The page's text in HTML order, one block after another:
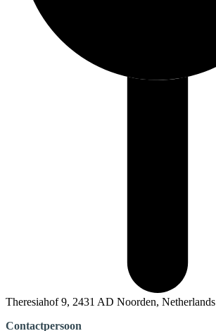
Theresiahof 9, 2431 AD Noorden, Netherlands
Contactpersoon